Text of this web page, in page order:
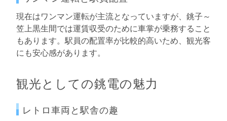
現在はワンマン運転が主流となっていますが、銚子～
笠上黒生間では運賃収受のために車掌が乗務すること
もあります。駅員の配置率が比較的高いため、観光客
にも安心感があります。
観光としての銚電の魅力
レトロ車両と駅舎の趣